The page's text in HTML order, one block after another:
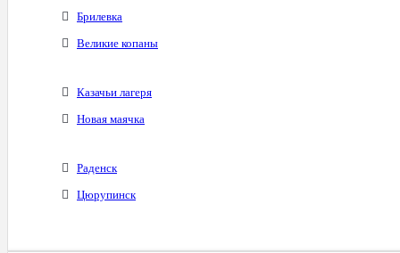
Брилевка
Великие копаны
Казачьи лагеря
Новая маячка
Раденск
Цюрупинск